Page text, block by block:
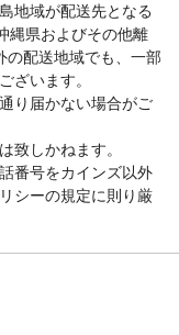
地域が配送先となる
縄県およびその他離
の配送地域でも、一部
ざいます。
り届かない場合がご
致しかねます。
番号をカインズ以外
シーの規定に則り厳